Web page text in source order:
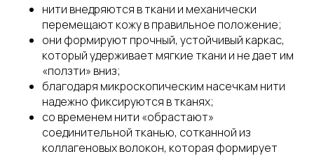
нити внедряются в ткани и механически
перемещают кожу в правильное положение;
они формируют прочный, устойчивый каркас,
который удерживает мягкие ткани и не дает им
«ползти» вниз;
благодаря микроскопическим насечкам нити
надежно фиксируются в тканях;
со временем нити «обрастают»
соединительной тканью, сотканной из
коллагеновых волокон, которая формирует